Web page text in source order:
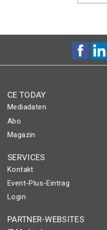
SEITE
CE TODAY
Mediadaten
Abo
Magazin
SERVICES
Kontakt
Event-Plus-Eintrag
Login
PARTNER-WEBSITES